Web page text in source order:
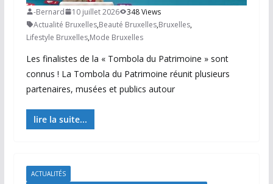
-Bernard 10 juillet 2026
348 Views
Actualité Bruxelles,Beauté Bruxelles,Bruxelles,
Lifestyle Bruxelles,Mode Bruxelles
Les finalistes de la « Tombola du Patrimoine » sont
connus ! La Tombola du Patrimoine réunit plusieurs
partenaires, musées et publics autour
lire la suite...
ACTUALITÉS